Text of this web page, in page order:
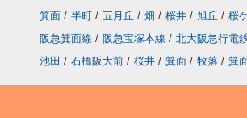
箕面 / 半町 / 五月丘 / 畑 / 桜井 / 旭丘 / 桜
阪急箕面線 / 阪急宝塚本線 / 北大阪急行電
池田 / 石橋阪大前 / 桜井 / 箕面 / 牧落 / 箕